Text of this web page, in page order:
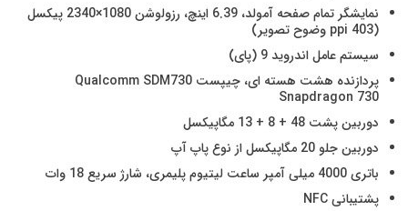
نمایشگر تمام صفحه آمولد، 6.39 اینچ، رزولوشن 1080×2340 پیکسل
(ppi 403 وضوح تصویر)
سیستم عامل اندروید 9 (پای)
پردازنده هشت هسته ای، چیپست Qualcomm SDM730
Snapdragon 730
دوربین پشت 48 + 8 + 13 مگاپیکسل
دوربین جلو 20 مگاپیکسل از نوع پاپ آپ
باتری 4000 میلی آمپر ساعت لیتیوم پلیمری، شارژ سریع 18 وات
پشتیبانی NFC